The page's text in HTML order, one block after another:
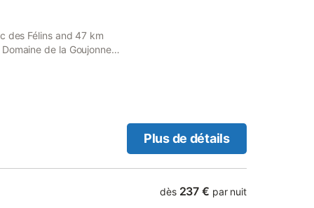
des Félins and 47 km
de la Goujonne
Plus de détails
dès 237 € par nuit